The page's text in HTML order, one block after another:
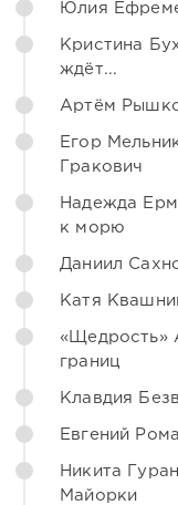
Юлия
Кристина
ждёт...
Артём
Егор
Гракович
Надежда
к морю
Даниил
Катя
«Щедрость»
границ
Клавдия
Евгений
Никита
Майорки